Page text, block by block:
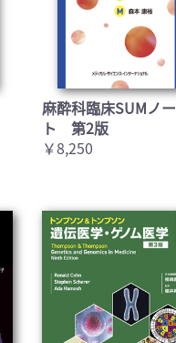
麻酔科臨床SUMノー
ト 第2版
￥8,250